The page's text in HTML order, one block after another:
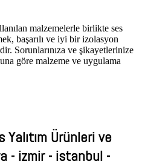
malzemelerle birlikte ses
başarılı ve iyi bir izolasyon
Sorunlarınıza ve şikayetlerinize
göre malzeme ve uygulama
Ürünleri ve
- izmir - istanbul -